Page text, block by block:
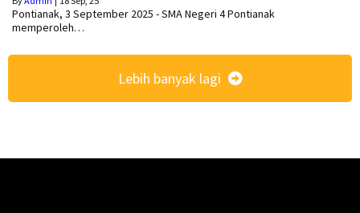
Pontianak, 3 September 2025 - SMA Negeri 4 Pontianak
memperoleh…
Lebih banyak lagi